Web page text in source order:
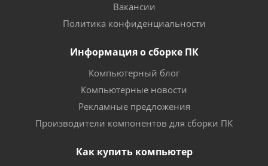
Вакансии
Политика конфиденциальности
Информация о сборке ПК
Компьютерный блог
Компьютерные новости
Рекламные предложения
Производители компонентов для сборки ПК
Как купить компьютер